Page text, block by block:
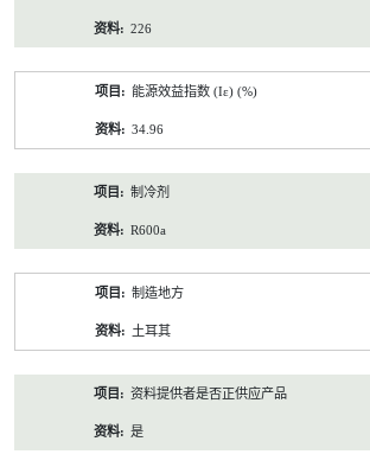
226
能源效益指数 (Iε) (%)
34.96
制冷剂
R600a
制造地方
土耳其
资料提供者是否正供应产品
是